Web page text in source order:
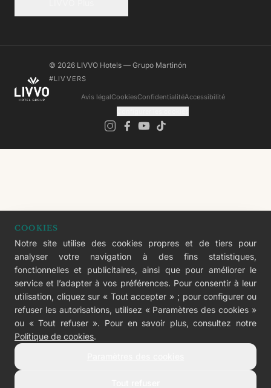
© 2026 LIVVO Hotels — Grupo Martinón
#LIVVERS
Avis légalCookiesConfidentialitéAccessibilité
COOKIES
Notre site utilise des cookies propres et de tiers pour
analyser votre navigation à des fins statistiques,
fonctionnelles et publicitaires, ainsi que pour améliorer le
service et l’adapter à vos préférences. Pour consentir à leur
utilisation, cliquez sur « Tout accepter » ; pour configurer ou
refuser les autorisations, utilisez « Paramètres des cookies »
ou « Tout refuser ». Pour en savoir plus, consultez notre
Politique de cookies.